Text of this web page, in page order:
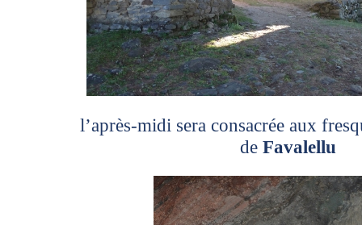
l’après-midi sera consacrée aux
de Favalellu